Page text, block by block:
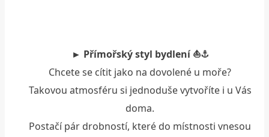
► Přímořský styl bydlení ⛵⚓
Chcete se cítit jako na dovolené u moře?
Takovou atmosféru si jednoduše vytvoříte i u Vás
doma.
Postačí pár drobností, které do místnosti vnesou